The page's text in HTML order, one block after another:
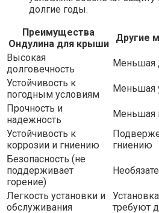
долгие годы.
Преимущества
Ондулина для крыши
Другие
Высокая
долговечность
Меньшая
Устойчивость к
погодным условиям
Меньшая
Прочность и
надежность
Меньшая
Устойчивость к
коррозии и гниению
гниению
Безопасность (не
поддерживает
горение)
Легкость установки и
обслуживания
требуют